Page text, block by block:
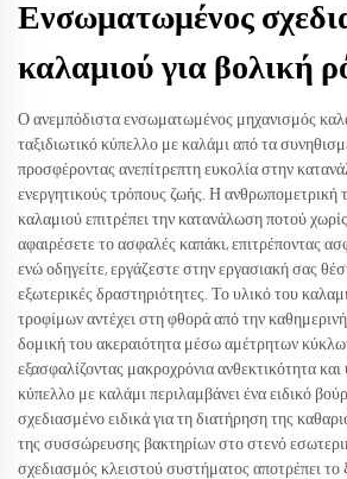
Ενσωματωμένος
καλαμιού για βολική
Ο ανεμπόδιστα ενσωματωμένος μηχανισμός
ταξιδιωτικό κύπελλο με καλάμι από τα
προσφέροντας ανεπίτρεπτη ευκολία στην
ενεργητικούς τρόπους ζωής. Η ανθρωπομετρική
καλαμιού επιτρέπει την κατανάλωση ποτού
αφαιρέσετε το ασφαλές καπάκι, επιτρέποντας
ενώ οδηγείτε, εργάζεστε στην εργασιακή σας
εξωτερικές δραστηριότητες. Το υλικό του
τροφίμων αντέχει στη φθορά από την
δομική του ακεραιότητα μέσω αμέτρητων
εξασφαλίζοντας μακροχρόνια ανθεκτικότητα και
κύπελλο με καλάμι περιλαμβάνει ένα ειδικό
σχεδιασμένο ειδικά για τη διατήρηση της
της συσσώρευσης βακτηρίων στο στενό
σχεδιασμός κλειστού συστήματος αποτρέπει το